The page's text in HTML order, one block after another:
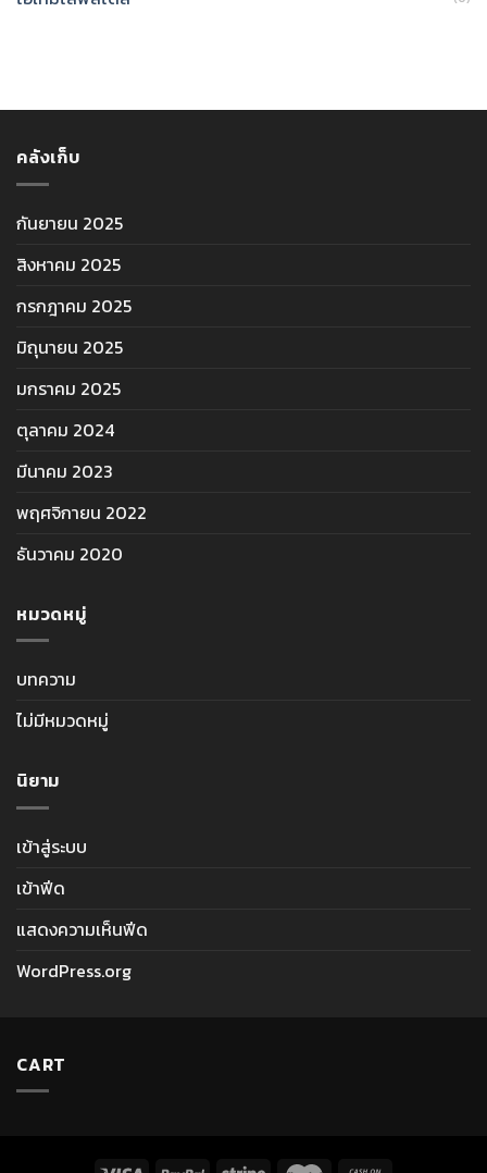
คลังเก็บ
กันยายน 2025
สิงหาคม 2025
กรกฎาคม 2025
มิถุนายน 2025
มกราคม 2025
ตุลาคม 2024
มีนาคม 2023
พฤศจิกายน 2022
ธันวาคม 2020
หมวดหมู่
บทความ
ไม่มีหมวดหมู่
นิยาม
เข้าสู่ระบบ
เข้าฟีด
แสดงความเห็นฟีด
WordPress.org
CART